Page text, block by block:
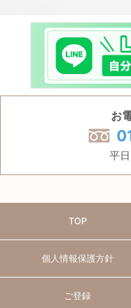
お
平
TOP
個人情報保護方針
ご登録